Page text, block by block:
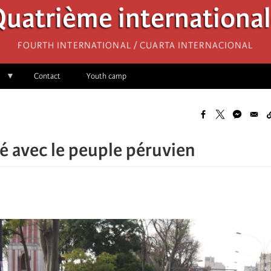
Fourth International / Cuarta Internacional
Contact Youth camp
avec le peuple péruvien